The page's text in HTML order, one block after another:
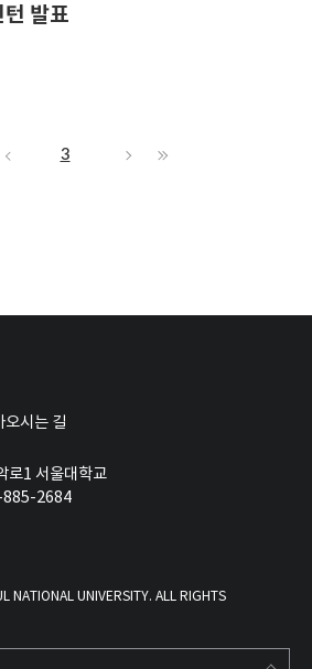
발표
3
오시는 길
로1 서울대학교
885-2684
NATIONAL UNIVERSITY. ALL RIGHTS